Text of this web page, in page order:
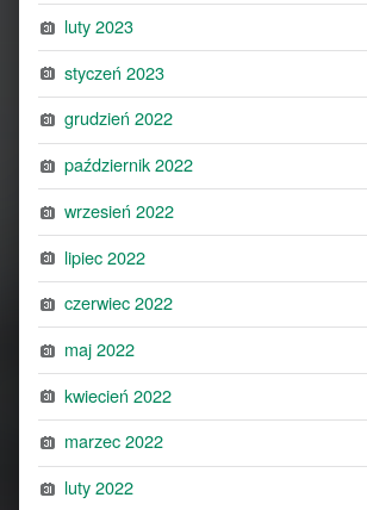
luty 2023
styczeń 2023
grudzień 2022
październik 2022
wrzesień 2022
lipiec 2022
czerwiec 2022
maj 2022
kwiecień 2022
marzec 2022
luty 2022